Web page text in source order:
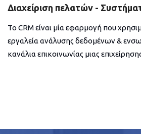
Διαχείριση πελατών -
Το CRM είναι μία εφαρμογή που
εργαλεία ανάλυσης δεδομένων &
κανάλια επικοινωνίας μιας